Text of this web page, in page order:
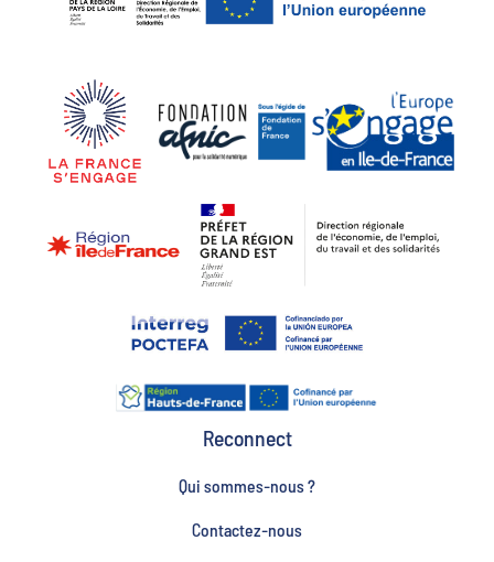
Reconnect
Qui sommes-nous ?
Contactez-nous